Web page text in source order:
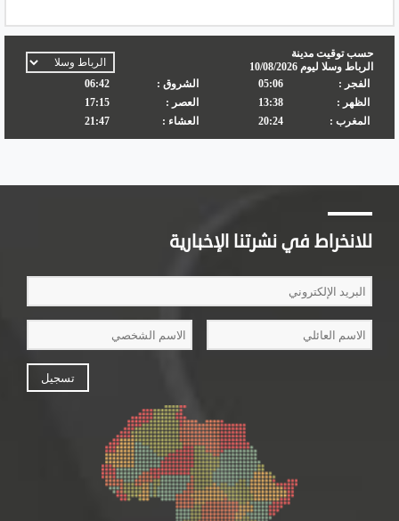
للانخراط في نشرتنا الإخبارية